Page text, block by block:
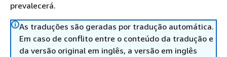
prevalecerá.
As traduções são geradas por tradução automática.
Em caso de conflito entre o conteúdo da tradução e
da versão original em inglês, a versão em inglês